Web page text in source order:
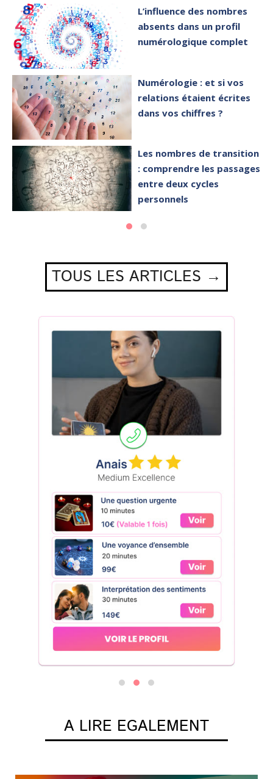
L’influence des nombres
absents dans un profil
numérologique complet
Numérologie : et si vos
relations étaient écrites
dans vos chiffres ?
Les nombres de transition
: comprendre les passages
entre deux cycles
personnels
TOUS LES ARTICLES →
A LIRE EGALEMENT